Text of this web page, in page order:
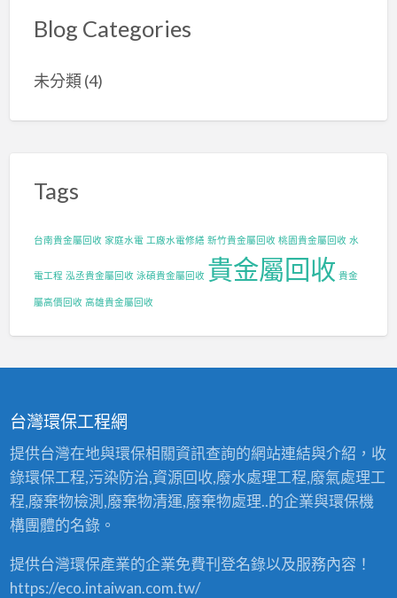
Blog Categories
未分類(4)
Tags
台南貴金屬回收 家庭水電 工廠水電修繕 新竹貴金屬回收 桃園貴金屬回收 水
電工程 泓丞貴金屬回收 泳碩貴金屬回收 貴金屬回收 貴金
屬高價回收 高雄貴金屬回收
台灣環保工程網
提供台灣在地與環保相關資訊查詢的網站連結與介紹，收
錄環保工程,污染防治,資源回收,廢水處理工程,廢氣處理工
程,廢棄物檢測,廢棄物清運,廢棄物處理..的企業與環保機
構團體的名錄。
提供台灣環保產業的企業免費刊登名錄以及服務內容！
https://eco.intaiwan.com.tw/